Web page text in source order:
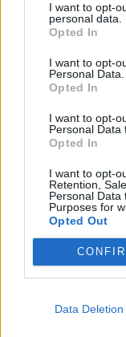
I want to opt-
personal data.
Opted In
I want to opt-
Personal Data.
Opted In
I want to opt-
Personal Data
Opted In
I want to opt-
Retention,
Personal Data
Purposes for
Opted Out
Data Deletion
Életveszélyes
magyarországi
közélet nagyon